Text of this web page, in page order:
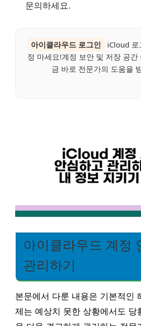
문의하세요.
아이클라우드 로그인
iCloud 로
정 마세요!계정 보안 및 저장 공간
금 바로 전문가의 도움을
아이클라우드 계정
관리하기
본문에서 다룬 내용은 기본적인
제는 예상치 못한 상황에서도 당